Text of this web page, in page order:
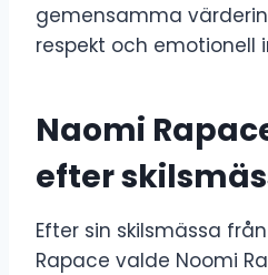
gemensamma
respekt och emotionell
Naomi
efter
Efter sin skilsmässa
Rapace valde Noomi